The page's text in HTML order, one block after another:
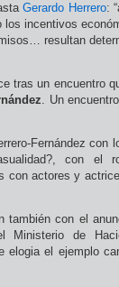
Gerardo Herrero:
los incentivos
resultan
tras un encuentro
. Un
Fernández con
con el
con actores y
también con el
Ministerio de
elogia el ejemplo